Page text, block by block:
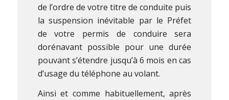
de l’ordre de votre titre de conduite puis
la suspension inévitable par le Préfet
de votre permis de conduire sera
dorénavant possible pour une durée
pouvant s’étendre jusqu’à 6 mois en cas
d’usage du téléphone au volant.
Ainsi et comme habituellement, après